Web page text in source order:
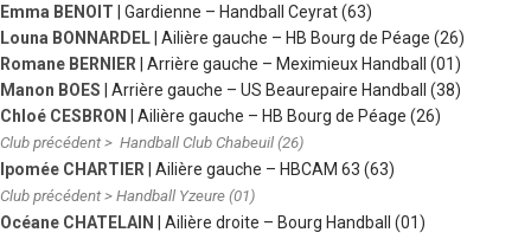
Emma BENOIT | Gardienne – Handball Ceyrat (63)
Louna BONNARDEL | Ailière gauche – HB Bourg de Péage (26)
Romane BERNIER
| Arrière gauche – Meximieux Handball (01)
Manon BOES | Arrière gauche – US Beaurepaire Handball (38)
Chloé CESBRON
| Ailière gauche – HB Bourg de Péage (26)
Club précédent > Handball Club Chabeuil (26)
Ipomée CHARTIER | Ailière gauche – HBCAM 63 (63)
Club précédent > Handball Yzeure (01)
Océane CHATELAIN | Ailière droite – Bourg Handball (01)